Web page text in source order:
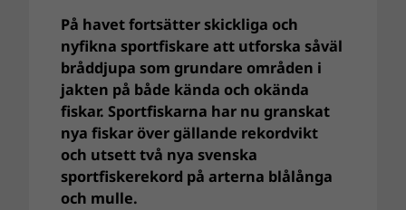
På havet fortsätter skickliga och
nyfikna sportfiskare att utforska såväl
bråddjupa som grundare områden i
jakten på både kända och okända
fiskar. Sportfiskarna har nu granskat
nya fiskar över gällande rekordvikt
och utsett två nya svenska
sportfiskerekord på arterna blålånga
och mulle.